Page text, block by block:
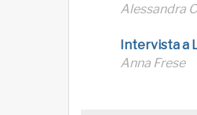
Alessandra
Intervista a
Anna Frese